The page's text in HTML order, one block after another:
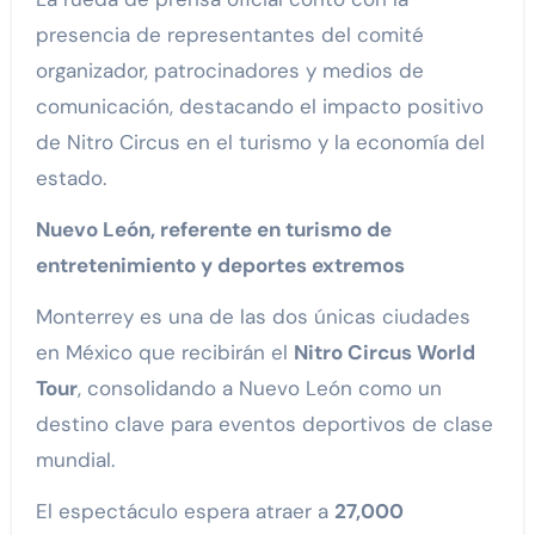
presencia de representantes del comité
organizador, patrocinadores y medios de
comunicación, destacando el impacto positivo
de Nitro Circus en el turismo y la economía del
estado.
Nuevo León, referente en turismo de
entretenimiento y deportes extremos
Monterrey es una de las dos únicas ciudades
en México que recibirán el Nitro Circus World
Tour, consolidando a Nuevo León como un
destino clave para eventos deportivos de clase
mundial.
El espectáculo espera atraer a 27,000